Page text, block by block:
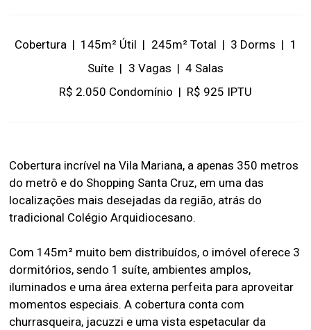
Cobertura | 145m² Útil | 245m² Total | 3 Dorms | 1
Suíte | 3 Vagas | 4 Salas
R$ 2.050 Condomínio | R$ 925 IPTU
Cobertura incrível na Vila Mariana, a apenas 350 metros
do metrô e do Shopping Santa Cruz, em uma das
localizações mais desejadas da região, atrás do
tradicional Colégio Arquidiocesano.
Com 145m² muito bem distribuídos, o imóvel oferece 3
dormitórios, sendo 1 suíte, ambientes amplos,
iluminados e uma área externa perfeita para aproveitar
momentos especiais. A cobertura conta com
churrasqueira, jacuzzi e uma vista espetacular da